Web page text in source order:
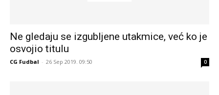
Ne gledaju se izgubljene utakmice, već ko je
osvojio titulu
CG Fudbal - 26 Sep 2019. 09:50 0